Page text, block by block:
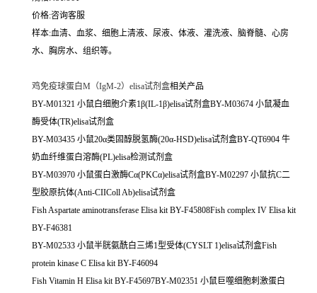
价格:咨询客服
样本:血清、血浆、细胞上清液、尿液、体液、灌洗液、脑脊髓、心房
水、胸房水、组织等。
鸡免疫球蛋白M（IgM-2）elisa试剂盒相关产品
BY-M01321 小鼠白细胞介素1β(IL-1β)elisa试剂盒BY-M03674 小鼠凝血
酶受体(TR)elisa试剂盒
BY-M03435 小鼠20α类固醇脱氢酶(20α-HSD)elisa试剂盒BY-QT6904 牛
奶血纤维蛋白溶酶(PL)elisa检测试剂盒
BY-M03970 小鼠蛋白激酶Cα(PKCα)elisa试剂盒BY-M02297 小鼠抗C二
型胶原抗体(Anti-CIIColl Ab)elisa试剂盒
Fish Aspartate aminotransferase Elisa kit BY-F45808Fish complex IV Elisa kit
BY-F46381
BY-M02533 小鼠半胱氨酰白三烯1型受体(CYSLT 1)elisa试剂盒Fish
protein kinase C Elisa kit BY-F46094
Fish Vitamin H Elisa kit BY-F45697BY-M02351 小鼠巨噬细胞刺激蛋白